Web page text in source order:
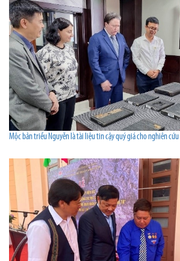
Mộc bản triều Nguyễn là tài liệu tin cậy quý giá cho nghiên cứu